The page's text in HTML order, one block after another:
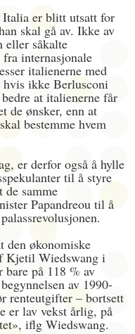
er blitt utsatt for
skal gå av. Ikke av
eller såkalte
internasjonale
italienerne med
hvis ikke Berlusconi
at italienerne får
de ønsker, enn at
bestemme hvem
er derfor også å hylle
til å styre
de samme
Papandreou til å
den økonomiske
Kjetil Wiedswang i
på 118 % av
av 1990-
renteutgifter – bortsett
er lav vekst årlig, på
iflg Wiedswang.